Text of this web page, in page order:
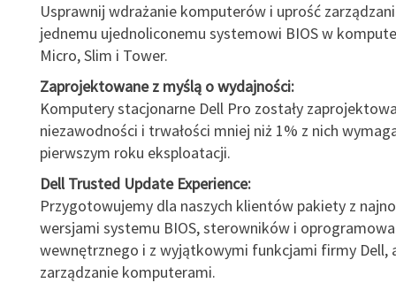
Usprawnij wdrażanie komputerów i uprość
jednemu ujednoliconemu systemowi BIOS w
Micro, Slim i Tower.
Zaprojektowane z myślą o wydajności:
Komputery stacjonarne Dell Pro zostały
niezawodności i trwałości mniej niż 1% z nich
pierwszym roku eksploatacji.
Dell Trusted Update Experience:
Przygotowujemy dla naszych klientów pakiety z
wersjami systemu BIOS, sterowników i
wewnętrznego i z wyjątkowymi funkcjami firmy Dell,
zarządzanie komputerami.